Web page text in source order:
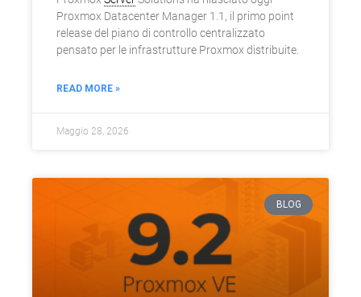
Proxmox Datacenter Manager 1.1, il primo point
release del piano di controllo centralizzato
pensato per le infrastrutture Proxmox distribuite.
READ MORE »
Maggio 28, 2026
BLOG